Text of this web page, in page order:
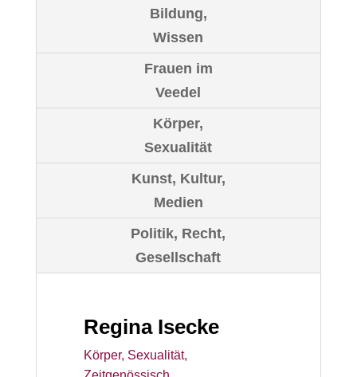
Bildung,
Wissen
Frauen im
Veedel
Körper,
Sexualität
Kunst, Kultur,
Medien
Politik, Recht,
Gesellschaft
Regina Isecke
Körper, Sexualität,